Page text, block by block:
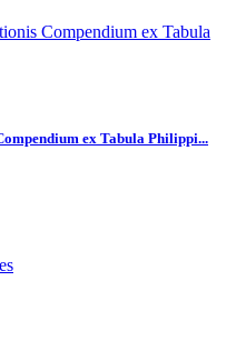
ex Tabula Philippi...